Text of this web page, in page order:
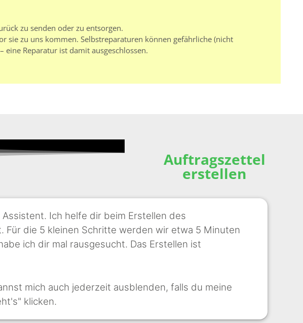
zu senden oder zu entsorgen.
sie zu uns kommen. Selbstreparaturen können gefährliche (nicht
Reparatur ist damit ausgeschlossen.
Auftragszettel
erstellen
Ich helfe dir beim Erstellen des
die 5 kleinen Schritte werden wir etwa 5 Minuten
ich dir mal rausgesucht. Das Erstellen ist
mich auch jederzeit ausblenden, falls du meine
klicken.